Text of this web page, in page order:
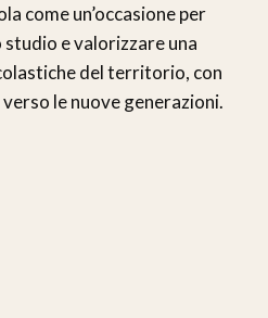
come un’occasione per
e valorizzare una
del territorio, con
le nuove generazioni.